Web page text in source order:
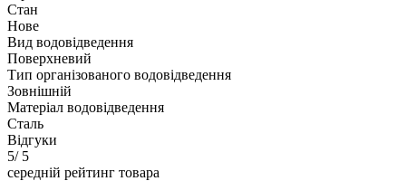
Стан
Нове
Вид водовідведення
Поверхневий
Тип організованого водовідведення
Зовнішній
Матеріал водовідведення
Сталь
Відгуки
5/ 5
середній рейтинг товара